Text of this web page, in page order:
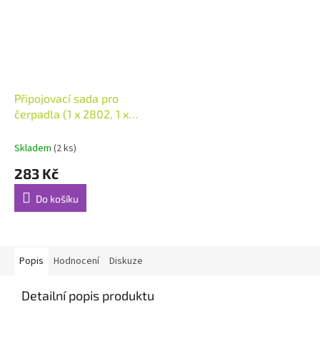
Připojovací sada pro
čerpadla (1 x 2802, 1 x
Skladem (2 ks)
283 Kč
Do košíku
Popis Hodnocení Diskuze
Detailní popis produktu